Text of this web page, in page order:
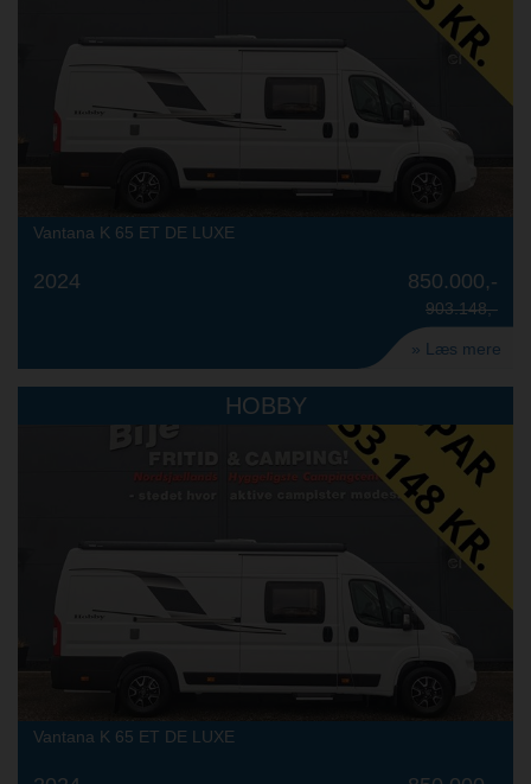
Vantana K 65 ET DE LUXE
2024 850.000,-
903.148,-
» Læs mere
HOBBY
Vantana K 65 ET DE LUXE